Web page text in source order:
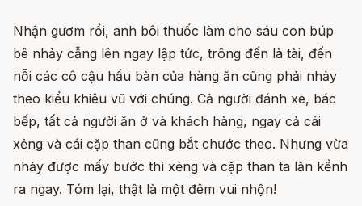
Nhận gươm rồi, anh bôi thuốc làm cho sáu con búp
bê nhảy cẫng lên ngay lập tức, trông đến là tài, đến
nỗi các cô cậu hầu bàn của hàng ăn cũng phải nhảy
theo kiểu khiêu vũ với chúng. Cả người đánh xe, bác
bếp, tất cả người ăn ở và khách hàng, ngay cả cái
xẻng và cái cặp than cũng bắt chước theo. Nhưng vừa
nhảy được mấy bước thì xẻng và cặp than ta lăn kềnh
ra ngay. Tóm lại, thật là một đêm vui nhộn!